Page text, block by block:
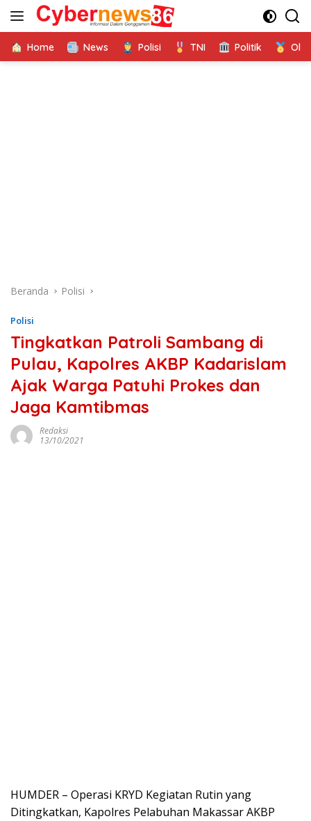
Langsung
Home News Polisi TNI Politik
Beranda Polisi
Polisi
Tingkatkan Patroli Sambang di
Pulau, Kapolres AKBP Kadarislam
Ajak Warga Patuhi Prokes dan
Jaga Kamtibmas
Redaksi
13/10/2021
HUMDER – Operasi KRYD Kegiatan Rutin yang
Ditingkatkan, Kapolres Pelabuhan Makassar AKBP